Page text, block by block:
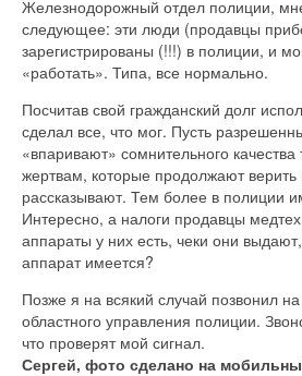
Железнодорожный отдел полиции,
следующее: эти люди (продавцы
зарегистрированы (!!!) в полиции, и
«работать». Типа, все нормально.
Посчитав свой гражданский долг
сделал все, что мог. Пусть
«впаривают» сомнительного
жертвам, которые продолжают верить
рассказывают. Тем более в полиции
Интересно, а налоги продавцы
аппараты у них есть, чеки они
аппарат имеется?
Позже я на всякий случай позвонил
областного управления полиции.
что проверят мой сигнал.
Сергей, фото сделано на